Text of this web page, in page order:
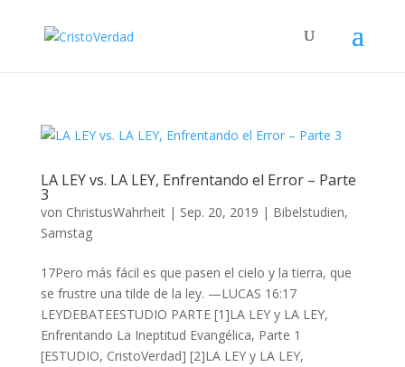
LA LEY vs. LA LEY, Enfrentando el Error – Parte
3
von ChristusWahrheit| Sep. 20, 2019 | Bibelstudien,
Samstag
17Pero más fácil es que pasen el cielo y la tierra, que
se frustre una tilde de la ley. —LUCAS 16:17
LEYDEBATEESTUDIO PARTE [1]LA LEY y LA LEY,
Enfrentando La Ineptitud Evangélica, Parte 1
[ESTUDIO, CristoVerdad] [2]LA LEY y LA LEY,